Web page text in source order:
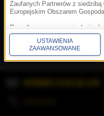
Korzystanie
Prywatność.
Fakty
Zaufanych Partnerów z
Europejskim Obszarem
Ponadto masz prawo żądania
ograniczenia przetwarzania
Prezesa Urzędu Ochrony
znajdziesz informacje jak
informacje na temat
USTAWIENIA
ZAAWANSOWANE